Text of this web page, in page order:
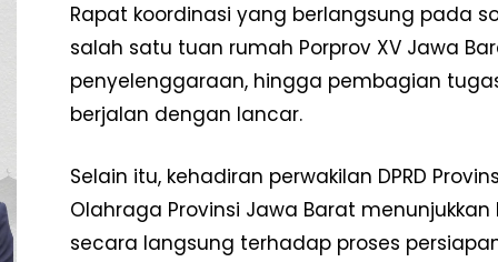
Rapat koordinasi yang berlangsung pada
salah satu tuan rumah Porprov XV Jawa
penyelenggaraan, hingga pembagian
berjalan dengan lancar.
Selain itu, kehadiran perwakilan DPRD
Olahraga Provinsi Jawa Barat
secara langsung terhadap proses